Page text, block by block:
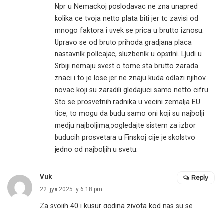
Npr u Nemackoj poslodavac ne zna unapred
kolika ce tvoja netto plata biti jer to zavisi od
mnogo faktora i uvek se prica u brutto iznosu.
Upravo se od bruto prihoda gradjana placa
nastavnik policajac, sluzbenik u opstini. Ljudi u
Srbiji nemaju svest o tome sta brutto zarada
znaci i to je lose jer ne znaju kuda odlazi njihov
novac koji su zaradili gledajuci samo netto cifru.
Sto se prosvetnih radnika u vecini zemalja EU
tice, to mogu da budu samo oni koji su najbolji
medju najboljima,pogledajte sistem za izbor
buducih prosvetara u Finskoj cije je skolstvo
jedno od najboljih u svetu.
Vuk
22. јул 2025. у 6:18 pm
Za svojih 40 i kusur godina zivota kod nas su se
Reply